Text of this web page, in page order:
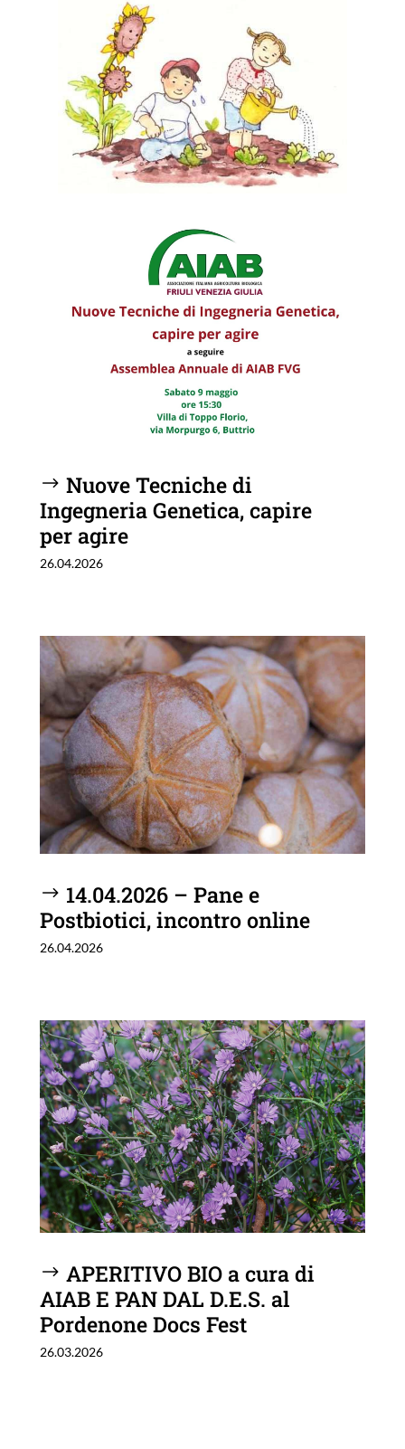
Nuove Tecniche di
Ingegneria Genetica, capire
per agire
26.04.2026
14.04.2026 – Pane e
Postbiotici, incontro online
26.04.2026
APERITIVO BIO a cura di
AIAB E PAN DAL D.E.S. al
Pordenone Docs Fest
26.03.2026